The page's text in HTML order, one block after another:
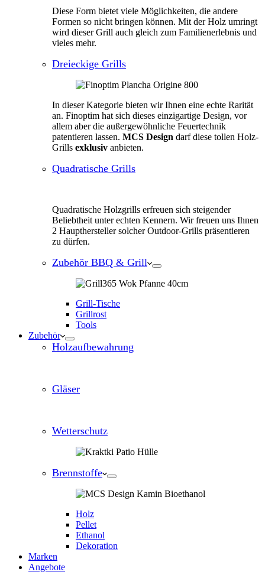
Diese Form bietet viele Möglichkeiten, die andere
Formen so nicht bringen können. Mit der Holz umringt
wird dieser Grill auch gleich zum Familienerlebnis und
vieles mehr.
Dreieckige Grills
In dieser Kategorie bieten wir Ihnen eine echte Rarität
an. Finoptim hat sich dieses einzigartige Design, vor
allem aber die außergewöhnliche Feuertechnik
patentieren lassen. MCS Design darf diese tollen Holz-
Grills exklusiv anbieten.
Quadratische Grills
Quadratische Holzgrills erfreuen sich steigender
Beliebtheit unter echten Kennern. Wir freuen uns Ihnen
2 Haupthersteller solcher Outdoor-Grills präsentieren
zu dürfen.
Zubehör BBQ & Grill
Grill-Tische
Grillrost
Tools
Zubehör
Holzaufbewahrung
Gläser
Wetterschutz
Brennstoffe
Holz
Pellet
Ethanol
Dekoration
Marken
Angebote